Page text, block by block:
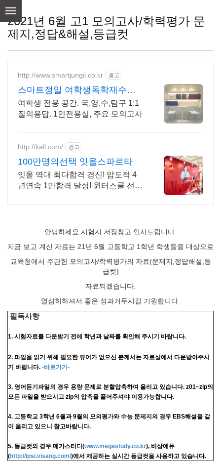
content
2021년 6월 고1 모의고사/학력평가 문
제지,정답&해설,등급컷
http://www.smartjungil.co.kr 광고
스마트정일 여학생독학재수학
원
여학생 전용 공간. 국,영,수,탐구 1:1
질의응답. 1인전용실, 주요 모의고사
http://itall.com/ 광고
100만명의선택 잇올스파르타
잇올 역대 최다합격 경신! 압도적 4
년연속 1만합격 달성! 윈터스쿨 선착
안녕하세요 시험지 저장창고 인사드립니다.
지금 보고 계신 자료는 21년 6월 고등학교 1학년 학생들을 대상으로
교육청에서 주관한 모의고사/학력평가의 자료(문제지,정답해설,등
급컷)
자료되겠습니다.
열심히하셔서 좋은 성과거두시길 기원합니다.
필독사항
1. 시험자료를 다운받기 전에 학년과 날짜를 확인해 주시기 바랍니다.
2. 파일을 읽기 위해 필요한 뷰어가 없으신 분께서는 자료실에서 다운받아주시
기 바랍니다. -바로가기-
3. 영어듣기파일의 경우 용량 문제로 분할압축하여 올리고 있습니다. z01~zip의
모든 파일을 받으시고 zip의 압축을 풀어주셔야 이용가능합니다.
4. 고등학교 3학년 6월과 9월의 모의평가와 수능 문제지의 경우 EBS해설을 같
이 올리고 있으니 참고바랍니다.
5. 등급컷의 경우 메가스터디(www.megastudy.co.kr), 비상에듀
(http://ipsi.visang.com/)에서 제공하는 실시간 등급컷을 사용하고 있습니다.